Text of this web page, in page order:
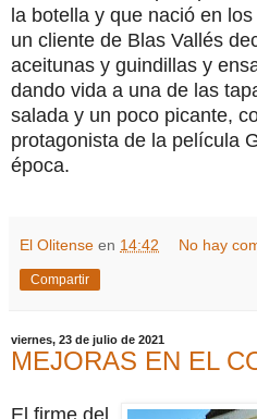
la botella y que nació en
un cliente de Blas Vallés
aceitunas y guindillas y
dando vida a una de las
salada y un poco picante,
protagonista de la película
época.
El Olitense en 14:42 No hay
Compartir
viernes, 23 de julio de 2021
MEJORAS EN EL